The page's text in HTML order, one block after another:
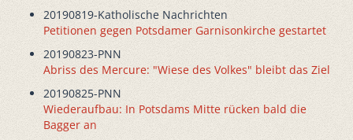
20190819-Katholische Nachrichten
Petitionen gegen Potsdamer Garnisonkirche gestartet
20190823-PNN
Abriss des Mercure: "Wiese des Volkes" bleibt das Ziel
20190825-PNN
Wiederaufbau: In Potsdams Mitte rücken bald die
Bagger an